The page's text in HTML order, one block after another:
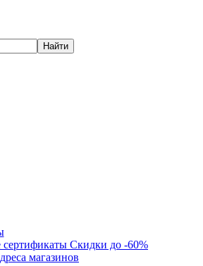
Найти
Скидки до -60%
магазинов